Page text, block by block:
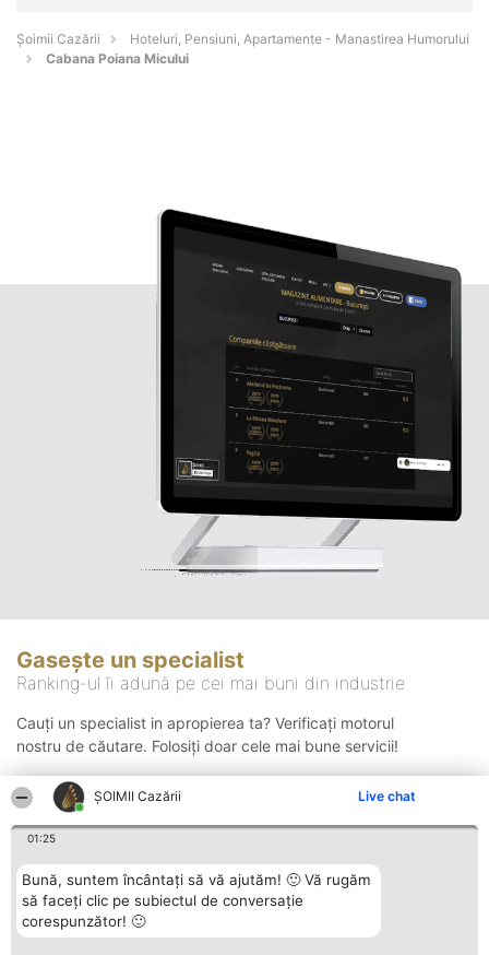
ȘOIMII Cazării Live chat
01:25
Bună, suntem încântați să vă ajutăm! 🙂 Vă rugăm
să faceți clic pe subiectul de conversație
corespunzător! 🙂
Șoimii Cazării
Hoteluri, Pensiuni, Apartamente - Manastirea Humorului
Cabana Poiana Micului
Gasește un specialist
Ranking-ul îi adună pe cei mai buni din industrie
Cauți un specialist in apropierea ta? Verificați motorul
nostru de căutare. Folosiți doar cele mai bune servicii!